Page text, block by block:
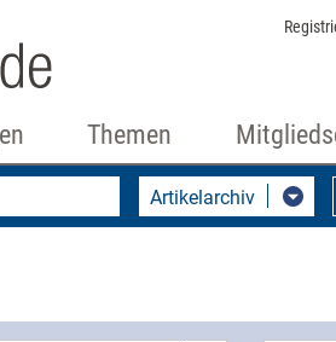
Themen
Artikelarchiv